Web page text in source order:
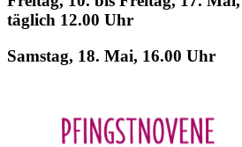
täglich 12.00 Uhr
Samstag, 18. Mai, 16.00 Uhr